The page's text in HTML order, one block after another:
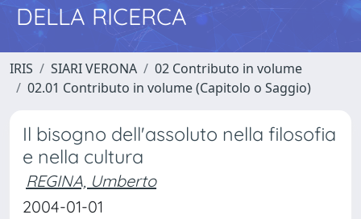
DELLA RICERCA
IRIS SIARI VERONA
02 Contributo in volume
02.01 Contributo in volume (Capitolo o Saggio)
Il bisogno dell'assoluto nella filosofia
e nella cultura
REGINA, Umberto
2004-01-01